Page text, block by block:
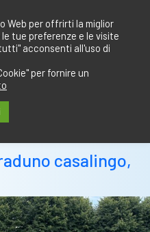
casalingo,
Web per offrirti la miglior
tue preferenze e le visite
acconsenti all'uso di
per fornire un